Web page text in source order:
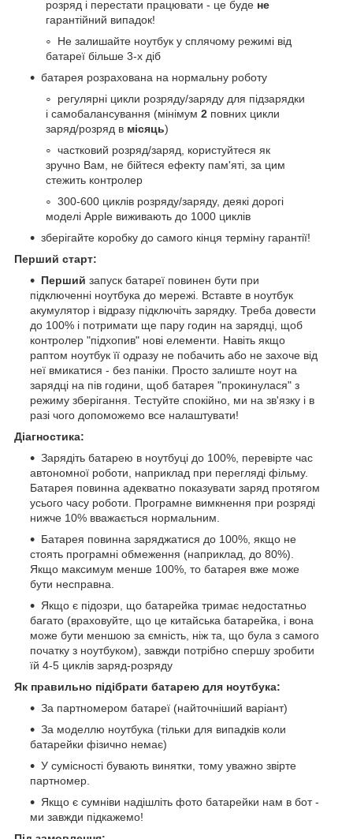
розряд і перестати працювати - це буде не
гарантійний випадок!
Не залишайте ноутбук у сплячому режимі від
батареї більше 3-х діб
батарея розрахована на нормальну роботу
регулярні цикли розряду/заряду для підзарядки
і самобалансування (мінімум 2 повних цикли
заряд/розряд в місяць)
частковий розряд/заряд, користуйтеся як
зручно Вам, не бійтеся ефекту пам'яті, за цим
стежить контролер
300-600 циклів розряду/заряду, деякі дорогі
моделі Apple виживають до 1000 циклів
зберігайте коробку до самого кінця терміну гарантії!
Перший старт:
Перший запуск батареї повинен бути при
підключенні ноутбука до мережі. Вставте в ноутбук
акумулятор і відразу підключіть зарядку. Треба довести
до 100% і потримати ще пару годин на зарядці, щоб
контролер "підхопив" нові елементи. Навіть якщо
раптом ноутбук її одразу не побачить або не захоче від
неї вмикатися - без паніки. Просто залиште ноут на
зарядці на пів години, щоб батарея "прокинулася" з
режиму зберігання. Тестуйте спокійно, ми на зв'язку і в
разі чого допоможемо все налаштувати!
Діагностика:
Зарядіть батарею в ноутбуці до 100%, перевірте час
автономної роботи, наприклад при перегляді фільму.
Батарея повинна адекватно показувати заряд протягом
усього часу роботи. Програмне вимкнення при розряді
нижче 10% вважається нормальним.
Батарея повинна заряджатися до 100%, якщо не
стоять програмні обмеження (наприклад, до 80%).
Якщо максимум менше 100%, то батарея вже може
бути несправна.
Якщо є підозри, що батарейка тримає недостатньо
багато (враховуйте, що це китайська батарейка, і вона
може бути меншою за ємність, ніж та, що була з самого
початку з ноутбуком), завжди потрібно спершу зробити
їй 4-5 циклів заряд-розряду
Як правильно підібрати батарею для ноутбука:
За партномером батареї (найточніший варіант)
За моделлю ноутбука (тільки для випадків коли
батарейки фізично немає)
У сумісності бувають винятки, тому уважно звірте
партномер.
Якщо є сумніви надішліть фото батарейки нам в бот -
ми завжди підкажемо!